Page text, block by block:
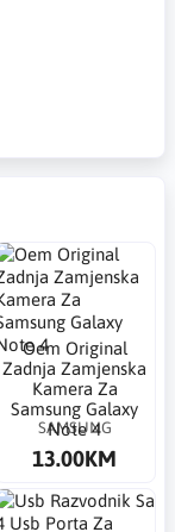
Oem Original
Zadnja Zamjenska
Kamera Za
Samsung Galaxy
Note 4
SAMSUNG
13.00KM